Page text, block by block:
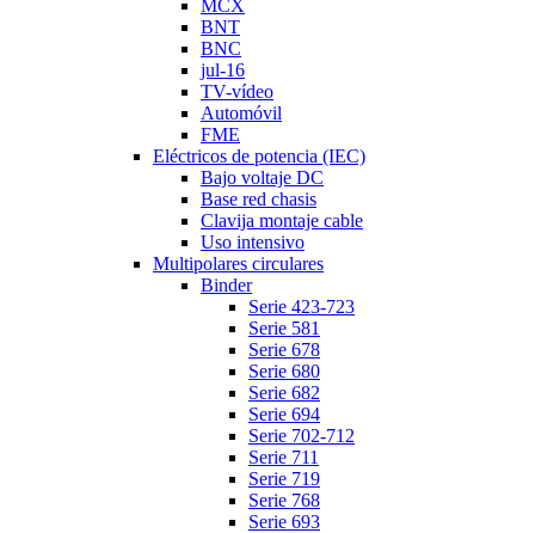
MCX
BNT
BNC
jul-16
TV-vídeo
Automóvil
FME
Eléctricos de potencia (IEC)
Bajo voltaje DC
Base red chasis
Clavija montaje cable
Uso intensivo
Multipolares circulares
Binder
Serie 423-723
Serie 581
Serie 678
Serie 680
Serie 682
Serie 694
Serie 702-712
Serie 711
Serie 719
Serie 768
Serie 693